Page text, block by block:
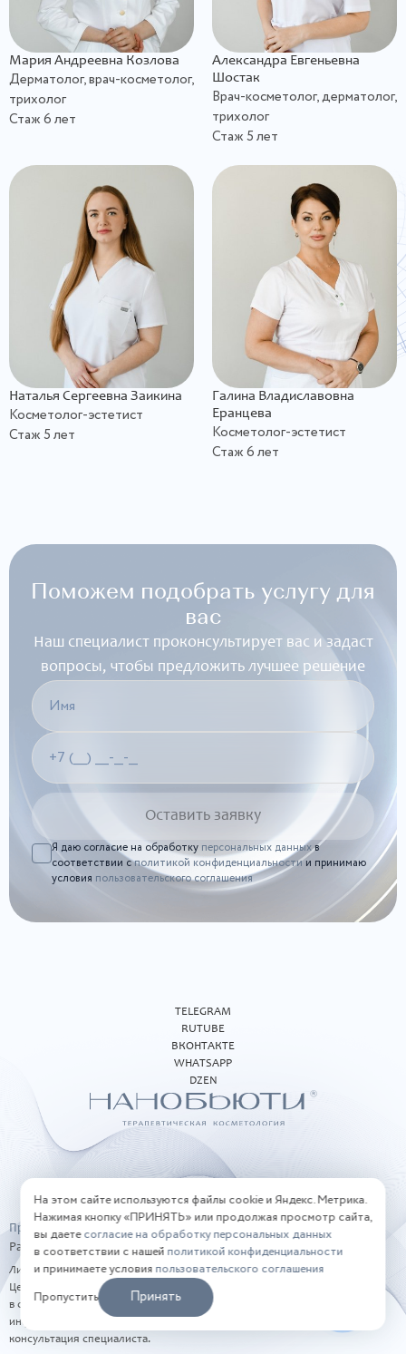
Мария Андреевна Козлова
Дерматолог, врач-косметолог,
трихолог
Стаж 6 лет
Александра Евгеньевна
Шостак
Врач-косметолог, дерматолог,
трихолог
Стаж 5 лет
Наталья Сергеевна Заикина
Косметолог-эстетист
Стаж 5 лет
Галина Владиславовна
Еранцева
Косметолог-эстетист
Стаж 6 лет
Поможем подобрать услугу для
вас
Наш специалист проконсультирует вас и задаст
вопросы, чтобы предложить лучшее решение
Я даю согласие на обработку персональных данныхв
соответствии сполитикой конфиденциальностии принимаю
условия пользовательского соглашения
TELEGRAM
RUTUBE
ВКОНТАКТЕ
WHATSAPP
DZEN
Правовая информация
Разработка сайтаBTB-Digital
Лицензия Л041-01151-22/00313767
Цены, представленные на сайте, не являются публичной офертой
в соответствии со статьей 437 ГК РФ. Сайт носит исключительно
информационный характер. Имеются противопоказания, необходима
консультация специалиста.
На этом сайте используются файлы cookie и Яндекс. Метрика.
Нажимая кнопку «ПРИНЯТЬ» или продолжая просмотр сайта,
вы даетесогласие на обработку персональных данных
в соответствии с нашей политикой конфиденциальности
и принимаете условия пользовательского соглашения
Пропустить
Принять